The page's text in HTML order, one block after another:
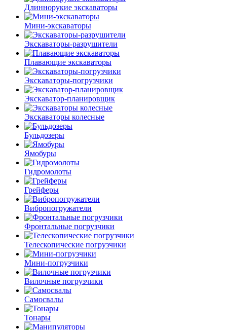
Длиннорукие экскаваторы
Мини-экскаваторы
Экскаваторы-разрушители
Плавающие экскаваторы
Экскаваторы-погрузчики
Экскаватор-планировщик
Экскаваторы колесные
Бульдозеры
Ямобуры
Гидромолоты
Грейферы
Вибро­погружатели
Фронтальные погрузчики
Телескопические погрузчики
Мини-погрузчики
Вилочные погрузчики
Самосвалы
Тонары